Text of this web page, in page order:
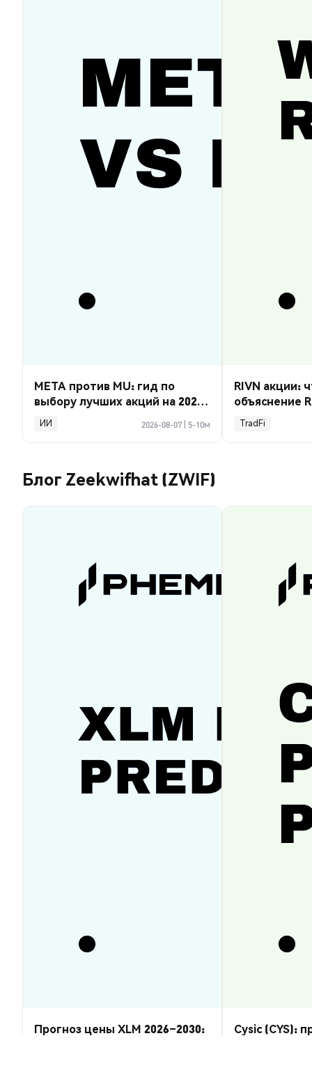
META против MU: гид по
выбору лучших акций на 2026
год
ИИ 2026-08-07 5-10м
RIVN акции:
объяснение
TradFi
Блог Zeekwifhat (ZWIF)
Прогноз цены XLM 2026–2030:
Cysic (CYS):